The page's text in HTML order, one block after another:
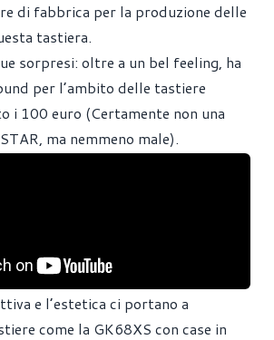
di fabbrica per la produzione delle
tastiera.
sorpresi: oltre a un bel feeling, ha
per l’ambito delle tastiere
i 100 euro (Certamente non una
ma nemmeno male).
e l’estetica ci portano a
come la GK68XS con case in